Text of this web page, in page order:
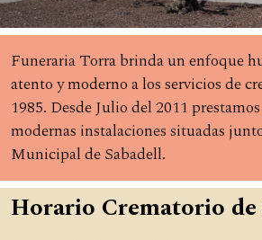
Funeraria Torra brinda un enfoque
atento y moderno a los servicios de
1985. Desde Julio del 2011
modernas instalaciones situadas
Municipal de Sabadell.
Horario Crematorio de